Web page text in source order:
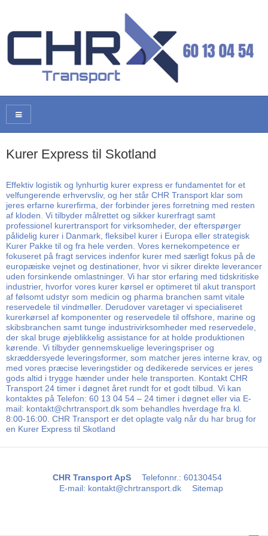
Kurer Express til Skotland
Effektiv logistik og lynhurtig kurer express er fundamentet for et
velfungerende erhvervsliv, og her står CHR Transport klar som
jeres erfarne kurerfirma, der forbinder jeres forretning med resten
af kloden. Vi tilbyder målrettet og sikker kurerfragt samt
professionel kurertransport for virksomheder, der efterspørger
pålidelig kurer i Danmark, fleksibel kurer i Europa eller strategisk
Kurer Pakke til og fra hele verden. Vores kernekompetence er
fokuseret på fragt services indenfor kurer med særligt fokus på de
europæiske vejnet og destinationer, hvor vi sikrer direkte leverancer
uden forsinkende omlastninger. Vi har stor erfaring med tidskritiske
industrier, hvorfor vores kurer kørsel er optimeret til akut transport
af følsomt udstyr som medicin og pharma branchen samt vitale
reservedele til vindmøller. Derudover varetager vi specialiseret
kurerkørsel af komponenter og reservedele til offshore, marine og
skibsbranchen samt tunge industrivirksomheder med reservedele,
der skal bruge øjeblikkelig assistance for at holde produktionen
kørende. Vi tilbyder gennemskuelige leveringspriser og
skræddersyede leveringsformer, som matcher jeres interne krav, og
med vores præcise leveringstider og dedikerede services er jeres
gods altid i trygge hænder under hele transporten. Kontakt CHR
Transport 24 timer i døgnet året rundt for et godt tilbud. Vi kan
kontaktes på Telefon: 60 13 04 54 – 24 timer i døgnet eller via E-
mail: kontakt@chrtransport.dk som behandles hverdage fra kl.
8:00-16:00. CHR Transport er det oplagte valg når du har brug for
en Kurer Express til Skotland
CHR Transport ApS Telefonnr.: 60130454
E-mail: kontakt@chrtransport.dk Sitemap